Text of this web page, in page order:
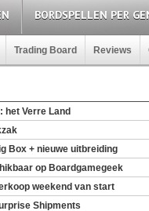
BORDSPELLEN PER
Trading Board Reviews
het Verre Land
Box + nieuwe uitbreiding
op Boardgamegeek
weekend van start
Shipments